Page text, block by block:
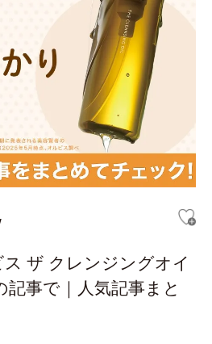
ス ザ クレンジングオイ
事で｜人気記事まと